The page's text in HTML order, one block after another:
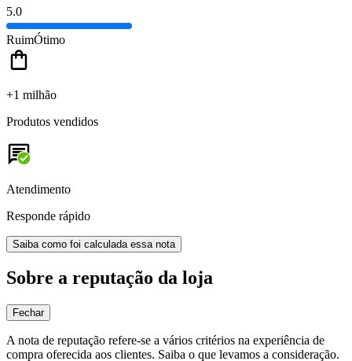
5.0
RuimÓtimo
+1 milhão
Produtos vendidos
Atendimento
Responde rápido
Saiba como foi calculada essa nota
Sobre a reputação da loja
Fechar
A nota de reputação refere-se a vários critérios na experiência de
compra oferecida aos clientes. Saiba o que levamos a consideração.